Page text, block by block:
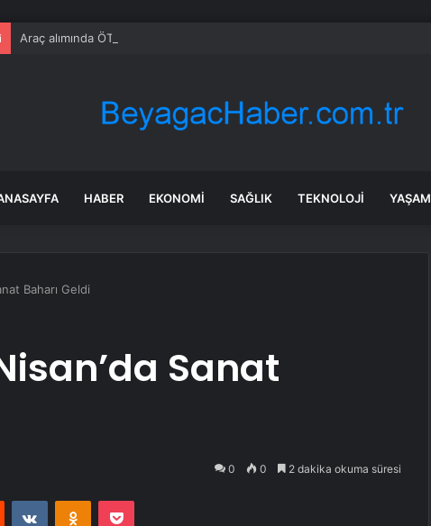
Araç alımında ÖTV düzenlemesi: Vatandaşlar bayilere akın etti
HABER EKONOMI SAĞLIK TEKNOLOJI YAŞAM
Baharı Geldi
Sanat
0 0 2 dakika okuma süresi
Reddit VKontakteOdnoklassniki
Pocket